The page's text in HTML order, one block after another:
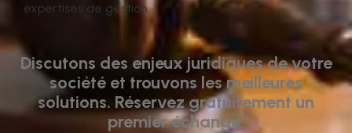
expertises de gestion.
Discutons des enjeux juridiques de votre
société et trouvons les meilleures
solutions. Réservez gratuitement un
premier échange.